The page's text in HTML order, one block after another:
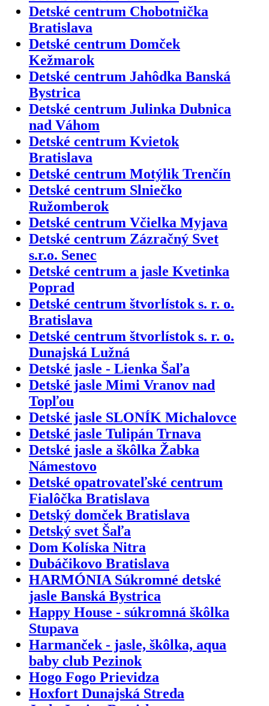
Detské centrum Chobotnička
Bratislava
Detské centrum Domček
Kežmarok
Detské centrum Jahôdka Banská
Bystrica
Detské centrum Julinka Dubnica
nad Váhom
Detské centrum Kvietok
Bratislava
Detské centrum Motýlik Trenčín
Detské centrum Slniečko
Ružomberok
Detské centrum Včielka Myjava
Detské centrum Zázračný Svet
s.r.o. Senec
Detské centrum a jasle Kvetinka
Poprad
Detské centrum štvorlístok s. r. o.
Bratislava
Detské centrum štvorlístok s. r. o.
Dunajská Lužná
Detské jasle - Lienka Šaľa
Detské jasle Mimi Vranov nad
Topľou
Detské jasle SLONÍK Michalovce
Detské jasle Tulipán Trnava
Detské jasle a škôlka Žabka
Námestovo
Detské opatrovateľské centrum
Fialôčka Bratislava
Detský domček Bratislava
Detský svet Šaľa
Dom Kolíska Nitra
Dubáčikovo Bratislava
HARMÓNIA Súkromné detské
jasle Banská Bystrica
Happy House - súkromná škôlka
Stupava
Harmanček - jasle, škôlka, aqua
baby club Pezinok
Hogo Fogo Prievidza
Hoxfort Dunajská Streda